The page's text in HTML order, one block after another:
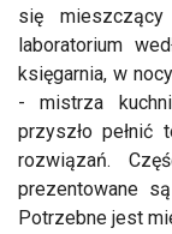
się
laboratorium
księgarnia, w
- mistrza
przyszło pełnić
rozwiązań.
prezentowane
Potrzebne jest